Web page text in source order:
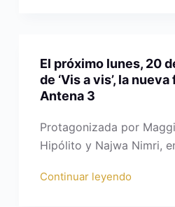
El próximo lunes, 20
de ‘Vis a vis’, la
Antena 3
Protagonizada por
Hipólito y Najwa Nimri,
Continuar leyendo